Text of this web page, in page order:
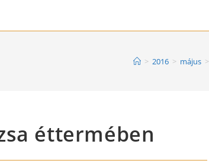
> 2016 > május >
éttermében